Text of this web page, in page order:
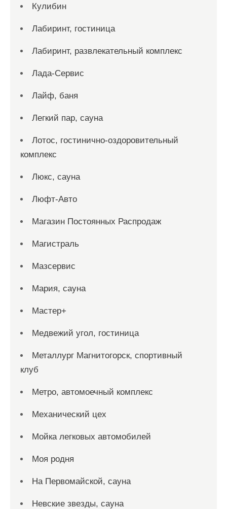
Кулибин
Лабиринт, гостиница
Лабиринт, развлекательный комплекс
Лада-Сервис
Лайф, баня
Легкий пар, сауна
Лотос, гостинично-оздоровительный
комплекс
Люкс, сауна
Люфт-Авто
Магазин Постоянных Распродаж
Магистраль
Мазсервис
Мария, сауна
Мастер+
Медвежий угол, гостиница
Металлург Магнитогорск, спортивный
клуб
Метро, автомоечный комплекс
Механический цех
Мойка легковых автомобилей
Моя родня
На Первомайской, сауна
Невские звезды, сауна